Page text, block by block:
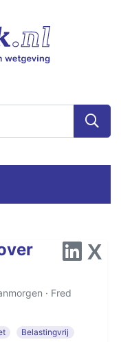
· Fred
Belastingvrij